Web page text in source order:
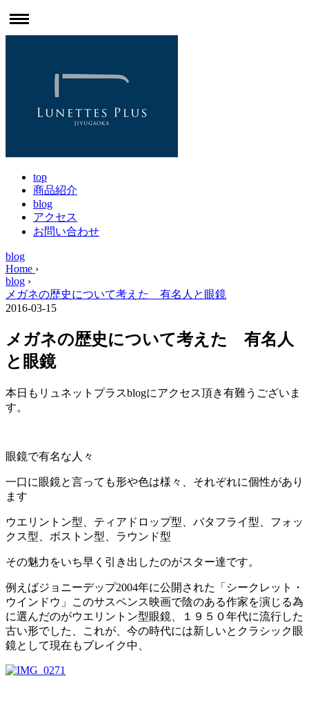
top
商品紹介
blog
アクセス
お問い合わせ
blog
Home ›
blog ›
メガネの歴史について考えた 有名人と眼鏡
2016-03-15
メガネの歴史について考えた 有名人
と眼鏡
本日もリュネットプラスblogにアクセス頂き有難うございま
す。
眼鏡で有名な人々
一口に眼鏡と言っても形や色は様々、それぞれに個性があり
ます
ウエリントン型、ティアドロップ型、バタフライ型、フォッ
クス型、ボストン型、ラウンド型
その魅力をいち早く引き出したのがスター達です。
例えばジョニーデップ2004年に公開された「シークレット・
ウインドウ」このサスペンス映画で陰のある作家を演じる為
に選んだのがウエリントン型眼鏡、１９５０年代に流行した
古い形でした、これが、今の時代には新しいとクラシック眼
鏡として現在もブレイク中、